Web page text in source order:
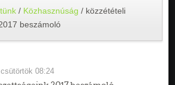
/ Közhasznúság / közzétételi
beszámoló
08:24